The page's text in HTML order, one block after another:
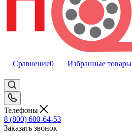
Сравнение0 Избранные товары
Телефоны
8 (800) 600-64-53
Заказать звонок